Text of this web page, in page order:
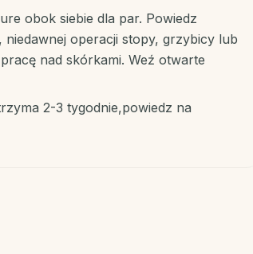
obok siebie dla par. Powiedz
operacji stopy, grzybicy lub
nad skórkami. Weź otwarte
2-3 tygodnie,powiedz na